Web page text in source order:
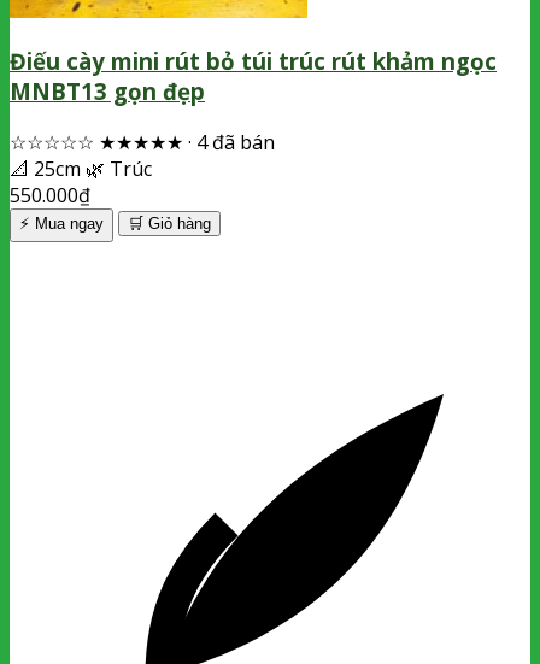
Điếu cày mini rút bỏ túi trúc rút khảm ngọc
MNBT13 gọn đẹp
☆☆☆☆☆ ★★★★★ · 4 đã bán
📐 25cm 🌿 Trúc
550.000₫
⚡ Mua ngay 🛒 Giỏ hàng